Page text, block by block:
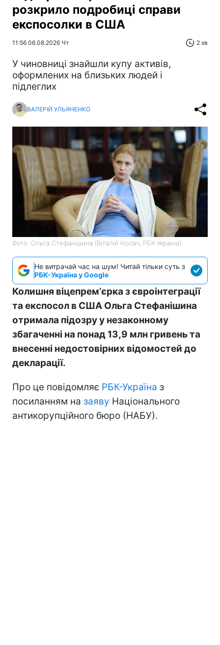
розкрило подробиці справи
експосолки в США
11:56 06.08.2026 Чт 2 хв
У чиновниці знайшли купу активів,
оформлених на близьких людей і
підлеглих
ВАЛЕРІЙ УЛЬЯНЕНКО
Фото: Ольга Стефанішина (Віталій Носач, РБК-Україна)
Не витрачай час на шум! Читай тільки суть з
РБК-Україна у Google
Колишня віцепремʼєрка з євроінтеграції
та експосол в США Ольга Стефанішина
отримала підозру у незаконному
збагаченні на понад 13,9 млн гривень та
внесенні недостовірних відомостей до
декларації.
Про це повідомляє РБК-Україна з
посиланням на заяву Національного
антикорупційного бюро (НАБУ).